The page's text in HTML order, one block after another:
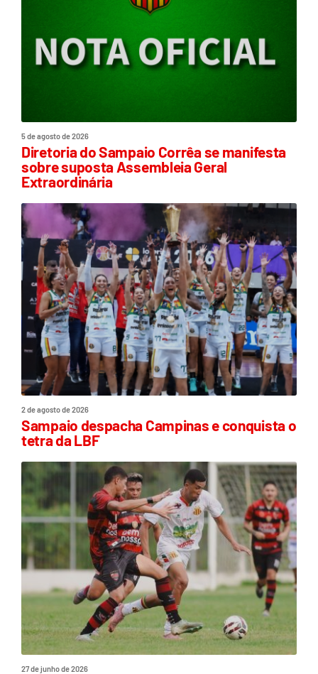
5 de agosto de 2026
Diretoria do Sampaio Corrêa se manifesta
sobre suposta Assembleia Geral
Extraordinária
2 de agosto de 2026
Sampaio despacha Campinas e conquista o
tetra da LBF
27 de junho de 2026